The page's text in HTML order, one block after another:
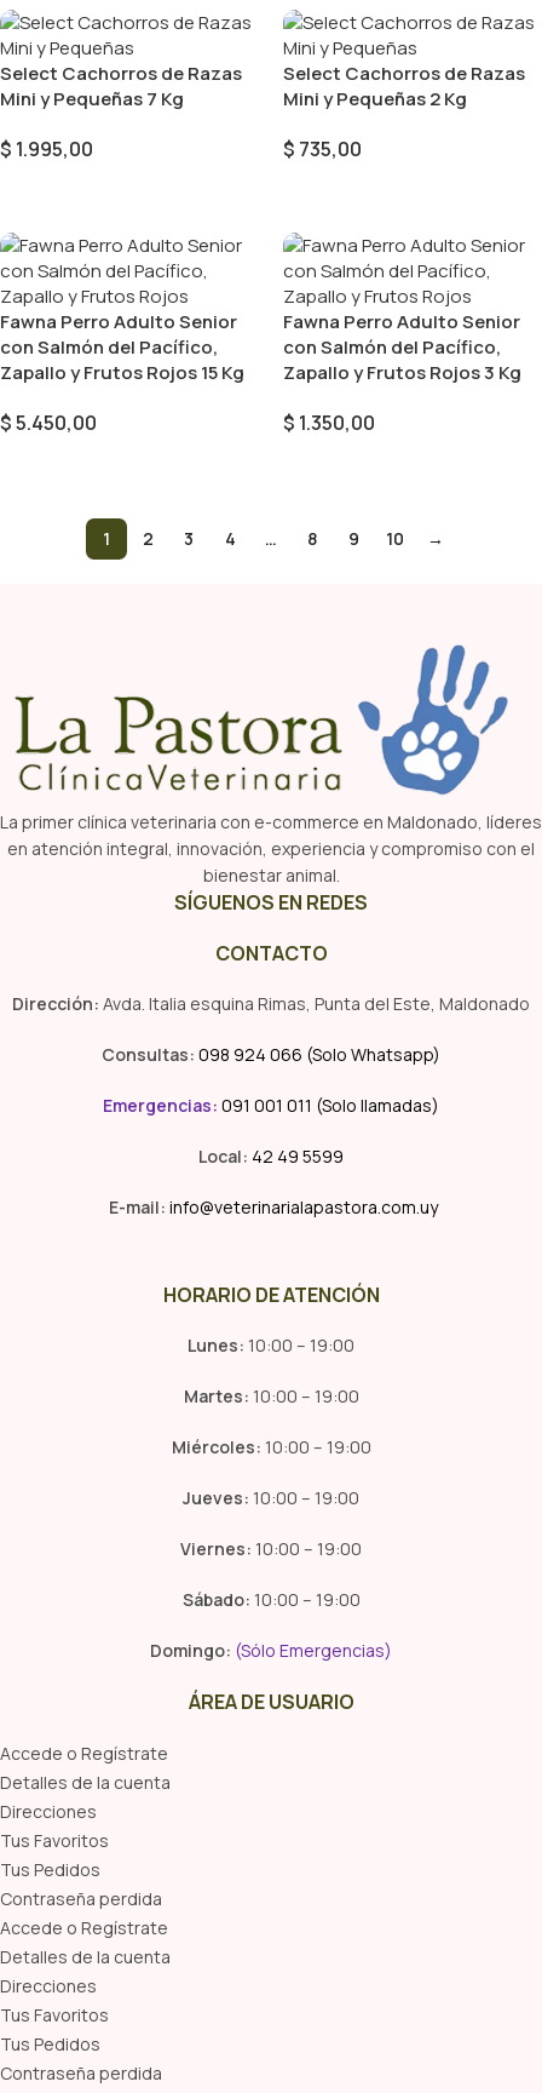
Select Cachorros de Razas
Mini y Pequeñas 7 Kg
$ 1.995,00
Select Cachorros de Razas
Mini y Pequeñas 2 Kg
$ 735,00
Fawna Perro Adulto Senior
con Salmón del Pacífico,
Zapallo y Frutos Rojos 15 Kg
$5.450,00
Fawna Perro Adulto Senior
con Salmón del Pacífico,
Zapallo y Frutos Rojos 3 Kg
$ 1.350,00
1 2 3 4 … 8 9 10 →
La primer clínica veterinaria con e-commerce en Maldonado, líderes
en atención integral, innovación, experiencia y compromiso con el
bienestar animal.
SÍGUENOS EN REDES
CONTACTO
Dirección: Avda. Italia esquina Rimas, Punta del Este, Maldonado
Consultas: 098 924 066 (Solo Whatsapp)
Emergencias: 091 001 011 (Solo llamadas)
Local: 42 49 5599
E-mail: info@veterinarialapastora.com.uy
HORARIO DE ATENCIÓN
Lunes: 10:00 – 19:00
Martes: 10:00 – 19:00
Miércoles: 10:00 – 19:00
Jueves: 10:00 – 19:00
Viernes: 10:00 – 19:00
Sábado: 10:00 – 19:00
Domingo: (Sólo Emergencias)
ÁREA DE USUARIO
Accede o Regístrate
Detalles de la cuenta
Direcciones
Tus Favoritos
Tus Pedidos
Contraseña perdida
Accede o Regístrate
Detalles de la cuenta
Direcciones
Tus Favoritos
Tus Pedidos
Contraseña perdida